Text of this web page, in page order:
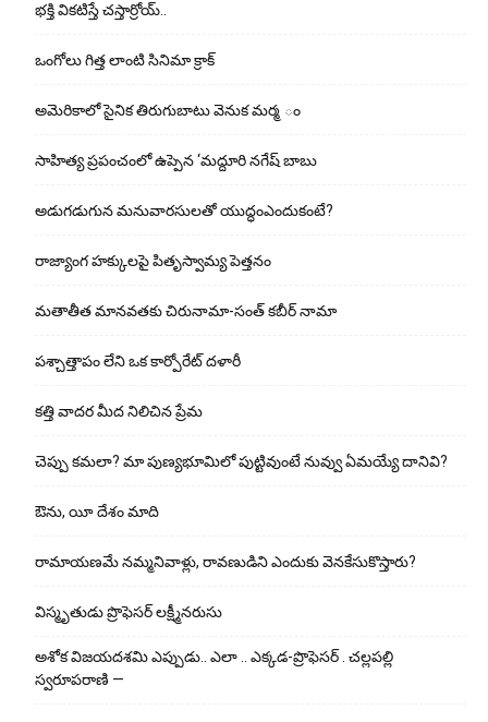
భ‌క్తి విక‌టిస్తే చ‌స్తార్రోయ్‌..
ఒంగోలు గిత్త లాంటి సినిమా క్రాక్
అమెరికాలో సైనిక తిరుగుబాటు వెనుక మర్మ ం
సాహిత్య ప్రపంచంలో ఉప్పెన ‘మద్దూరి నగేష్ బాబు
అడుగ‌డుగున మ‌నువార‌సుల‌తో యుద్ధంఎందుకంటే?
రాజ్యాంగ హక్కులపై పితృస్వామ్య పెత్తనం
మతాతీత మానవతకు చిరునామా-సంత్ కబీర్ నామా
పశ్చాత్తాపం లేని ఒక కార్పోరేట్ దళారీ
కత్తి వాదర మీద నిలిచిన ప్రేమ
చెప్పు క‌మ‌లా? మా పుణ్యభూమిలో పుట్టివుంటే నువ్వు ఏమయ్యే దానివి?
ఔను, యీ దేశం మాది
రామాయణమే నమ్మనివాళ్లు, రావణుడిని ఎందుకు వెనకేసుకొస్తారు?
విస్మృతుడు ప్రొఫెసర్ లక్ష్మీనరుసు
అశోక విజ‌య‌ద‌శ‌మి ఎప్పుడు.. ఎలా .. ఎక్క‌డ‌-ప్రొఫెసర్ . చల్లపల్లి
స్వరూపరాణి —